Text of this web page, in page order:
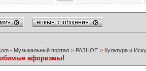
- Музыкальный портал > РАЗНОЕ > Культура и
афоризмы!